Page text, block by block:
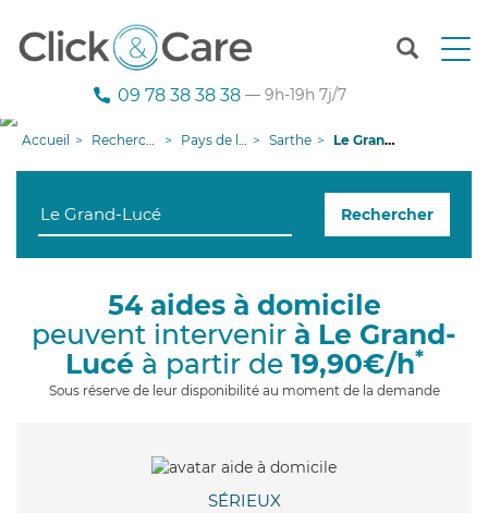
T
n
g
i
09 78 38 38 38 — 9h-19h 7j/7
Accueil Recherche aide à domicile Pays de la Loire Sarthe Le Grand-Lucé
Rechercher
54 aides à domicile
peuvent intervenir à Le Grand-
Lucé à partir de 19,90€/h*
Sous réserve de leur disponibilité au moment de la demande
SÉRIEUX